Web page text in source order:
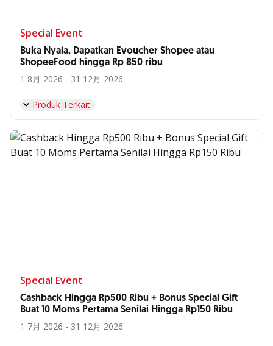
Special Event
Buka Nyala, Dapatkan Evoucher Shopee atau
ShopeeFood hingga Rp 850 ribu
1 8月 2026 - 31 12月 2026
Produk Terkait
Special Event
Cashback Hingga Rp500 Ribu + Bonus Special Gift
Buat 10 Moms Pertama Senilai Hingga Rp150 Ribu
1 7月 2026 - 31 12月 2026